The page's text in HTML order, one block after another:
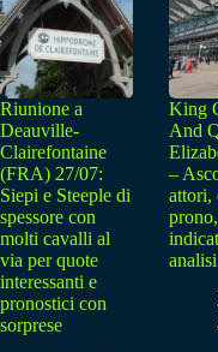
Riunione a
Deauville-
Clairefontaine
(FRA) 27/07:
Siepi e Steeple di
spessore con
molti cavalli al
via per quote
interessanti e
pronostici con
sorprese
King
And
–
attori,